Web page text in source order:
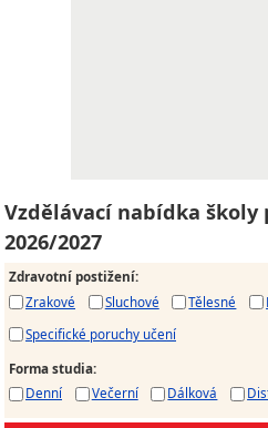
Vzdělávací nabídka
2026/2027
Zdravotní postižení:
Zrakové
Sluchové Tělesné
Specifické poruchy učení
Forma studia:
Denní
Večerní Dálková